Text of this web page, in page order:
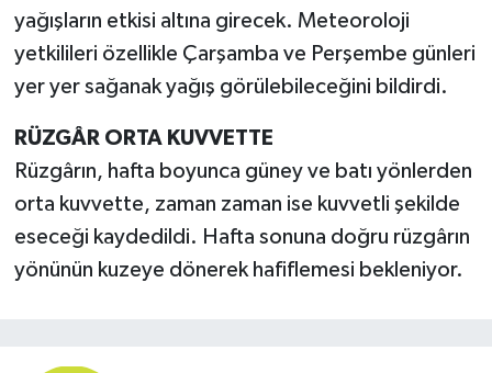
yağışların etkisi altına girecek. Meteoroloji
yetkilileri özellikle Çarşamba ve Perşembe günleri
yer yer sağanak yağış görülebileceğini bildirdi.
RÜZGÂR ORTA KUVVETTE
Rüzgârın, hafta boyunca güney ve batı yönlerden
orta kuvvette, zaman zaman ise kuvvetli şekilde
eseceği kaydedildi. Hafta sonuna doğru rüzgârın
yönünün kuzeye dönerek hafiflemesi bekleniyor.